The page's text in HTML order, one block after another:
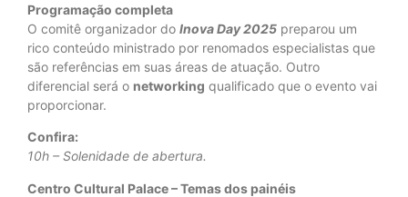
Programação completa
O comitê organizador do Inova Day 2025 preparou um
rico conteúdo ministrado por renomados especialistas que
são referências em suas áreas de atuação. Outro
diferencial será o networking qualificado que o evento vai
proporcionar.
Confira:
10h – Solenidade de abertura.
Centro Cultural Palace – Temas dos painéis